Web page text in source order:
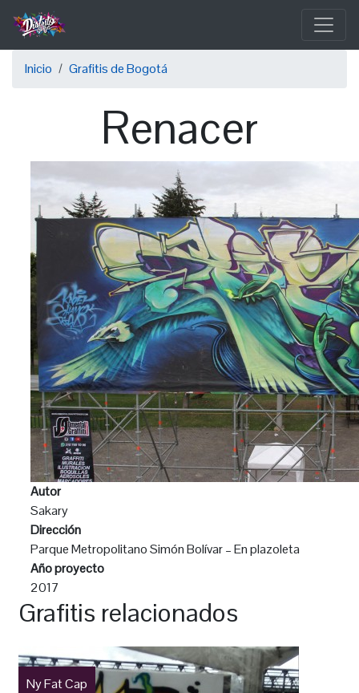
Pasar
contenido
principalSobrescribir
ayuda
navegación
Inicio Grafitis de Bogotá
Renacer
Autor
Sakary
Dirección
Parque Metropolitano Simón Bolívar – En plazoleta
Año proyecto
2017
Grafitis relacionados
Ny Fat Cap